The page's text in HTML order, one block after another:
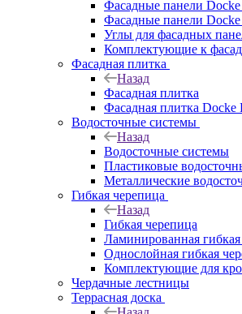
Фасадные панели Docke
Фасадные панели Docke
Углы для фасадных
Комплектующие к
Фасадная плитка
Назад
Фасадная плитка
Фасадная плитка Docke
Водосточные системы
Назад
Водосточные системы
Пластиковые
Металлические
Гибкая черепица
Назад
Гибкая черепица
Ламинированная
Однослойная гибкая
Комплектующие для
Чердачные лестницы
Террасная доска